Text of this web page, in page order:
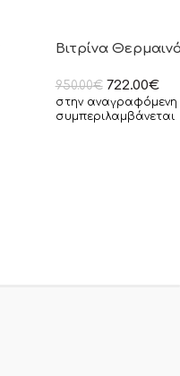
Βιτρίνα
950.00€ 722.00€
στην αναγραφόμενη